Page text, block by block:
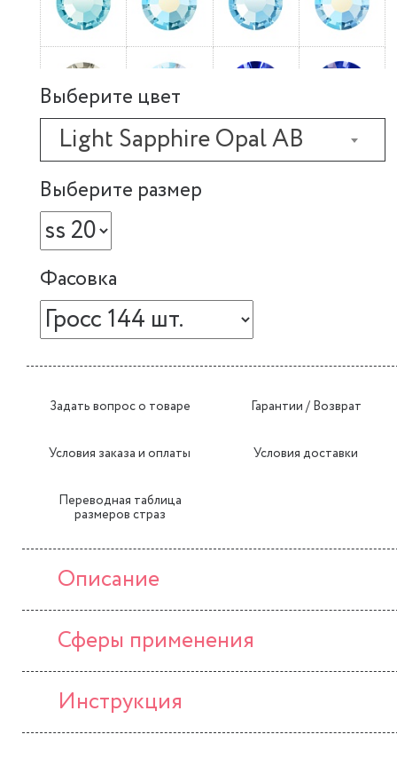
Выберите цвет
Light Sapphire Opal AB
Выберите размер
Фасовка
Задать вопрос о товаре Гарантии / Возврат
Условия заказа и оплаты Условия доставки
Переводная таблица
размеров страз
Описание
Сферы применения
Инструкция